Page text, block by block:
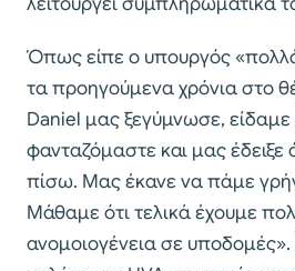
Όπως είπε ο υπουργός
τα προηγούμενα χρόνια στο
Daniel μας ξεγύμνωσε,
φανταζόμαστε και μας έδειξε
πίσω. Mας έκανε να πάμε
Μάθαμε ότι τελικά έχουμε
ανομοιογένεια σε